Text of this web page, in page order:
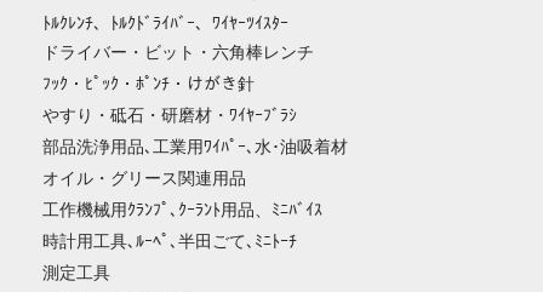
ﾄﾙｸﾚﾝﾁ、ﾄﾙｸﾄﾞﾗｲﾊﾞｰ、ﾜｲﾔｰﾂｲｽﾀｰ
ドライバー・ビット・六角棒レンチ
ﾌｯｸ・ﾋﾟｯｸ・ﾎﾟﾝﾁ・けがき針
やすり・砥石・研磨材・ﾜｲﾔｰﾌﾞﾗｼ
部品洗浄用品､工業用ﾜｲﾊﾟｰ､水･油吸着材
オイル・グリース関連用品
工作機械用ｸﾗﾝﾌﾟ､ｸｰﾗﾝﾄ用品、ﾐﾆﾊﾞｲｽ
時計用工具､ﾙｰﾍﾟ､半田ごて､ﾐﾆﾄｰﾁ
測定工具